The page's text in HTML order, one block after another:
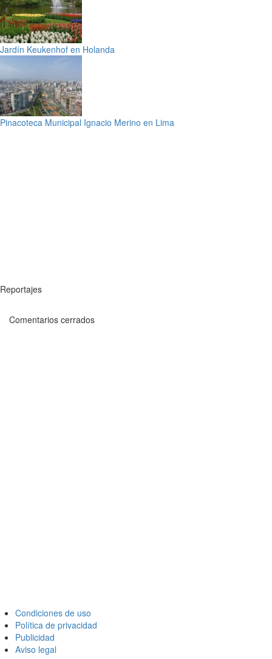
Jardín Keukenhof en Holanda
Pinacoteca Municipal Ignacio Merino en Lima
Reportajes
Comentarios cerrados
Condiciones de uso
Política de privacidad
Publicidad
Aviso legal